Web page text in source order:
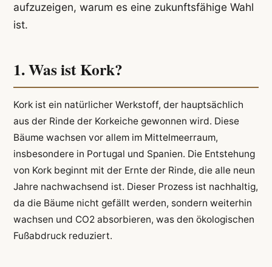
aufzuzeigen, warum es eine zukunftsfähige Wahl
ist.
1. Was ist Kork?
Kork ist ein natürlicher Werkstoff, der hauptsächlich
aus der Rinde der Korkeiche gewonnen wird. Diese
Bäume wachsen vor allem im Mittelmeerraum,
insbesondere in Portugal und Spanien. Die Entstehung
von Kork beginnt mit der Ernte der Rinde, die alle neun
Jahre nachwachsend ist. Dieser Prozess ist nachhaltig,
da die Bäume nicht gefällt werden, sondern weiterhin
wachsen und CO2 absorbieren, was den ökologischen
Fußabdruck reduziert.